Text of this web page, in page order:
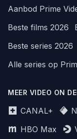
Aanbod Prime
Beste films 2026
Beste series 2026
Alle series op
MEER VIDEO ON
CANAL+
HBO Max